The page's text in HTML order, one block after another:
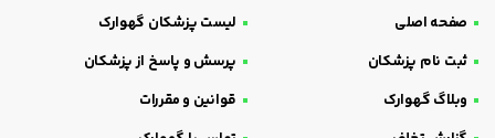
صفحه اصلی
لیست پزشکان گهوارک
ثبت نام پزشکان
پرسش و پاسخ از پزشکان
وبلاگ گهوارک
قوانین و مقررات